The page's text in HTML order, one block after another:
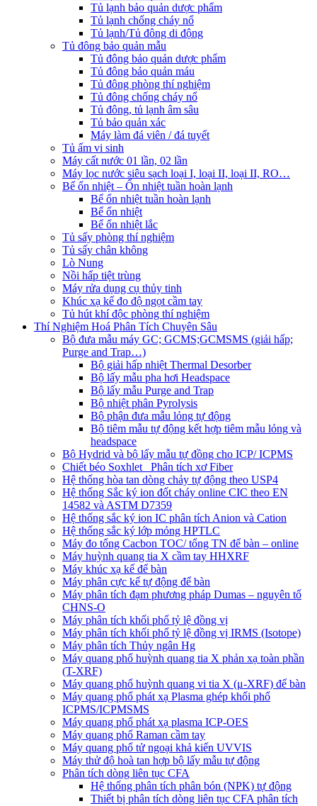
Tủ lạnh bảo quản dược phẩm
Tủ lạnh chống cháy nổ
Tủ lạnh/Tủ đông di động
Tủ đông bảo quản mẫu
Tủ đông bảo quản dược phẩm
Tủ đông bảo quản máu
Tủ đông phòng thí nghiệm
Tủ đông chống cháy nổ
Tủ đông, tủ lạnh âm sâu
Tủ bảo quản xác
Máy làm đá viên / đá tuyết
Tủ ấm vi sinh
Máy cất nước 01 lần, 02 lần
Máy lọc nước siêu sạch loại I, loại II, loại II, RO…
Bể ổn nhiệt – Ổn nhiệt tuần hoàn lạnh
Bể ổn nhiệt tuần hoàn lạnh
Bể ổn nhiệt
Bể ổn nhiệt lắc
Tủ sấy phòng thí nghiệm
Tủ sấy chân không
Lò Nung
Nồi hấp tiệt trùng
Máy rửa dụng cụ thủy tinh
Khúc xạ kế đo độ ngọt cầm tay
Tủ hút khí độc phòng thí nghiệm
Thí Nghiệm Hoá Phân Tích Chuyên Sâu
Bộ đưa mẫu máy GC; GCMS;GCMSMS (giải hấp;
Purge and Trap…)
Bộ giải hấp nhiệt Thermal Desorber
Bộ lấy mẫu pha hơi Headspace
Bộ lấy mẫu Purge and Trap
Bộ nhiệt phân Pyrolysis
Bộ phận đưa mẫu lỏng tự động
Bộ tiêm mẫu tự động kết hợp tiêm mẫu lỏng và
headspace
Bộ Hydrid và bộ lấy mẫu tự đồng cho ICP/ ICPMS
Chiết béo Soxhlet_ Phân tích xơ Fiber
Hệ thống hòa tan dòng chảy tự động theo USP4
Hệ thống Sắc ký ion đốt cháy online CIC theo EN
14582 và ASTM D7359
Hệ thống sắc ký ion IC phân tích Anion và Cation
Hệ thống sắc ký lớp mỏng HPTLC
Máy đo tổng Cacbon TOC/ tổng TN để bàn – online
Máy huỳnh quang tia X cầm tay HHXRF
Máy khúc xạ kế để bàn
Máy phân cực kế tự động để bàn
Máy phân tích đạm phương pháp Dumas – nguyên tố
CHNS-O
Máy phân tích khối phổ tỷ lệ đồng vị
Máy phân tích khối phổ tỷ lệ đồng vị IRMS (Isotope)
Máy phân tích Thủy ngân Hg
Máy quang phổ huỳnh quang tia X phản xạ toàn phần
(T-XRF)
Máy quang phổ huỳnh quang vi tia X (μ-XRF) để bàn
Máy quang phổ phát xạ Plasma ghép khối phổ
ICPMS/ICPMSMS
Máy quang phổ phát xạ plasma ICP-OES
Máy quang phổ Raman cầm tay
Máy quang phổ tử ngoại khả kiến UVVIS
Máy thử độ hoà tan hợp bộ lấy mẫu tự động
Phân tích dòng liên tục CFA
Hệ thống phân tích phân bón (NPK) tự động
Thiết bị phân tích dòng liên tục CFA phân tích